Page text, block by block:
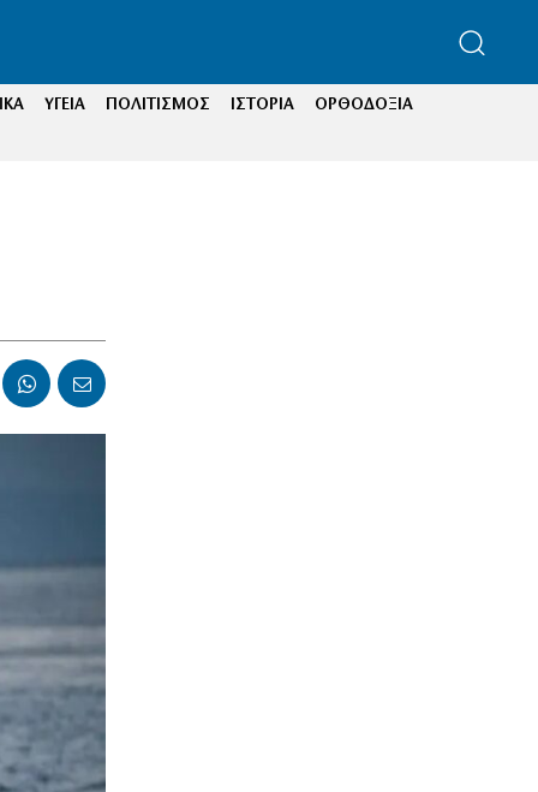
ΥΓΕΙΑ ΠΟΛΙΤΙΣΜΟΣ ΙΣΤΟΡΙΑ
ΟΡΘΟΔΟΞΙΑ